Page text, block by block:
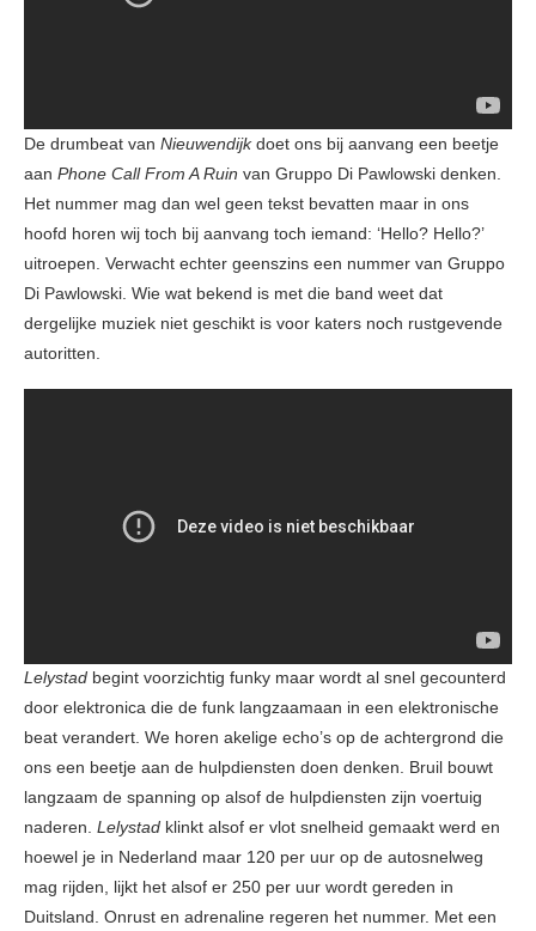
De drumbeat van Nieuwendijkdoet ons bij aanvang een beetje
aan Phone Call From A Ruin van Gruppo Di Pawlowski denken.
Het nummer mag dan wel geen tekst bevatten maar in ons
hoofd horen wij toch bij aanvang toch iemand: ‘Hello? Hello?’
uitroepen. Verwacht echter geenszins een nummer van Gruppo
Di Pawlowski. Wie wat bekend is met die band weet dat
dergelijke muziek niet geschikt is voor katers noch rustgevende
autoritten.
Lelystad begint voorzichtig funky maar wordt al snel gecounterd
door elektronica die de funk langzaamaan in een elektronische
beat verandert. We horen akelige echo’s op de achtergrond die
ons een beetje aan de hulpdiensten doen denken. Bruil bouwt
langzaam de spanning op alsof de hulpdiensten zijn voertuig
naderen. Lelystad klinkt alsof er vlot snelheid gemaakt werd en
hoewel je in Nederland maar 120 per uur op de autosnelweg
mag rijden, lijkt het alsof er 250 per uur wordt gereden in
Duitsland. Onrust en adrenaline regeren het nummer. Met een